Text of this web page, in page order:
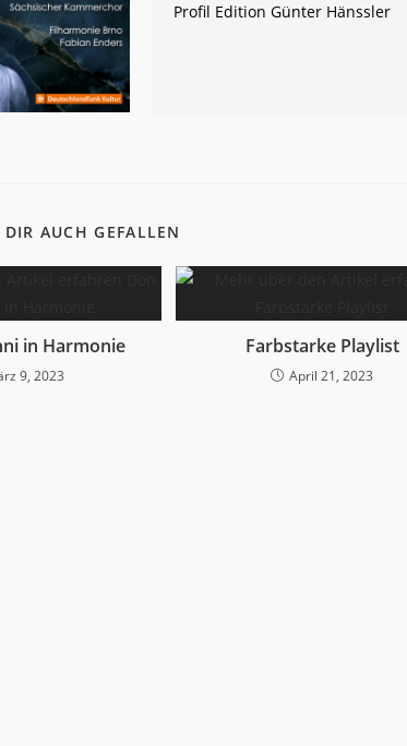
Profil Edition Günter Hänssler
AUCH GEFALLEN
in Harmonie
9, 2023
Farbstarke Playlist
April 21, 2023